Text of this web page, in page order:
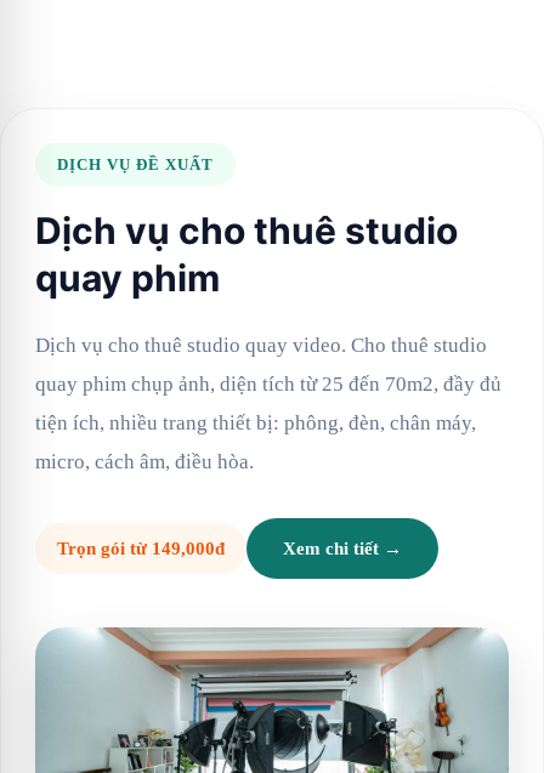
DỊCH VỤ ĐỀ XUẤT
Dịch vụ cho thuê studio
quay phim
Dịch vụ cho thuê studio quay video. Cho thuê studio
quay phim chụp ảnh, diện tích từ 25 đến 70m2, đầy đủ
tiện ích, nhiều trang thiết bị: phông, đèn, chân máy,
micro, cách âm, điều hòa.
Trọn gói từ 149,000đ Xem chi tiết →